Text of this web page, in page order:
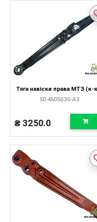
Тяга навіски права МТЗ (к-
50-4605030-А3
₴ 3250.0